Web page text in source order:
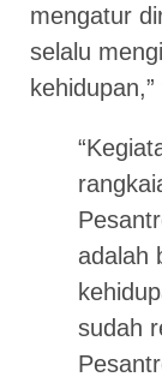
mengatur
selalu
adalah
sudah